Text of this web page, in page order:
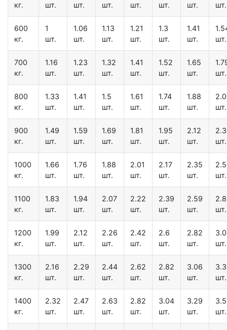
кг.
шт.
шт.
шт.
шт.
шт.
шт.
шт.
600
кг.
1
шт.
1.06
шт.
1.13
шт.
1.21
шт.
1.3
шт.
1.41
шт.
шт.
700
кг.
1.16
шт.
1.23
шт.
1.32
шт.
1.41
шт.
1.52
шт.
1.65
шт.
шт.
800
кг.
1.33
шт.
1.41
шт.
1.5
шт.
1.61
шт.
1.74
шт.
1.88
шт.
шт.
900
кг.
1.49
шт.
1.59
шт.
1.69
шт.
1.81
шт.
1.95
шт.
2.12
шт.
шт.
1000
кг.
1.66
шт.
1.76
шт.
1.88
шт.
2.01
шт.
2.17
шт.
2.35
шт.
шт.
1100
кг.
1.83
шт.
1.94
шт.
2.07
шт.
2.22
шт.
2.39
шт.
2.59
шт.
шт.
1200
кг.
1.99
шт.
2.12
шт.
2.26
шт.
2.42
шт.
2.6
шт.
2.82
шт.
шт.
1300
кг.
2.16
шт.
2.29
шт.
2.44
шт.
2.62
шт.
2.82
шт.
3.06
шт.
шт.
1400
кг.
2.32
шт.
2.47
шт.
2.63
шт.
2.82
шт.
3.04
шт.
3.29
шт.
шт.